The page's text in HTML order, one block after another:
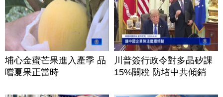
埔心金蜜芒果進入產季 品
嚐夏果正當時
川普簽行政令對多晶矽課
15%關稅 防堵中共傾銷